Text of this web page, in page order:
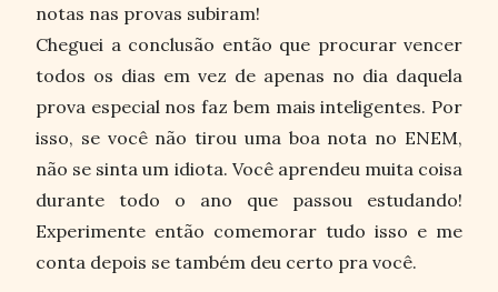
notas nas provas subiram!
Cheguei a conclusão então que procurar vencer
todos os dias em vez de apenas no dia daquela
prova especial nos faz bem mais inteligentes. Por
isso, se você não tirou uma boa nota no ENEM,
não se sinta um idiota. Você aprendeu muita coisa
durante todo o ano que passou estudando!
Experimente então comemorar tudo isso e me
conta depois se também deu certo pra você.